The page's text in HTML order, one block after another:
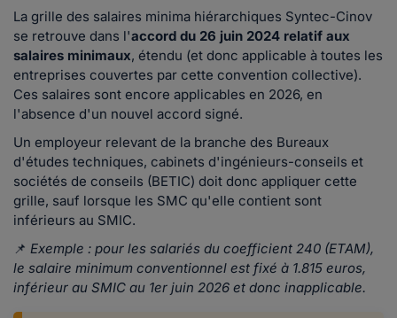
La grille des salaires minima hiérarchiques Syntec-Cinov
se retrouve dans l'accord du 26 juin 2024 relatif aux
salaires minimaux, étendu (et donc applicable à toutes les
entreprises couvertes par cette convention collective).
Ces salaires sont encore applicables en 2026, en
l'absence d'un nouvel accord signé.
Un employeur relevant de la branche des Bureaux
d'études techniques, cabinets d'ingénieurs-conseils et
sociétés de conseils (BETIC) doit donc appliquer cette
grille, sauf lorsque les SMC qu'elle contient sont
inférieurs au SMIC.
📌 Exemple : pour les salariés du coefficient 240 (ETAM),
le salaire minimum conventionnel est fixé à 1.815 euros,
inférieur au SMIC au 1er juin 2026 et donc inapplicable.